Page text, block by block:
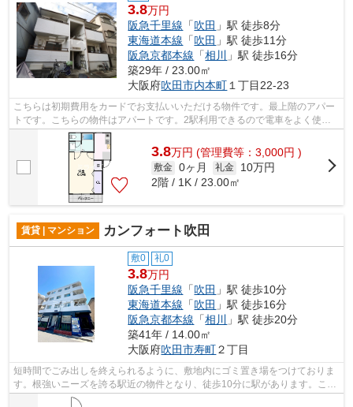
3.8万円
阪急千里線 「吹田 」駅 徒歩8分
東海道本線 「吹田 」駅 徒歩11分
阪急京都本線 「相川
」駅 徒歩16分
築29年 / 23.00㎡
大阪府吹田市内本町 １丁目22-23
こちらは初期費用をカードでお支払いいただける物件です。最上階のアパー
トです。こちらの物件はアパートです。2駅利用できるので電車をよく使う
方におすすめな物件です。ミライズ吹田...
3.8万円 (管理費等：3,000円 )
敷金 0ヶ月 礼金
10万円
2階 / 1K / 23.00㎡
賃貸 | マンション カンフォート吹田
敷0 礼0
3.8万円
阪急千里線 「吹田 」駅 徒歩10分
東海道本線 「吹田 」駅 徒歩16分
阪急京都本線 「相川 」駅 徒歩20分
築41年 / 14.00㎡
大阪府吹田市寿町２丁目
短時間でごみ出しを終えられるように、敷地内にゴミ置き場をつけておりま
す。根強いニーズを誇る駅近の物件となり、徒歩10分に駅があります。こち
らの物件はマンションです。遮音性が...